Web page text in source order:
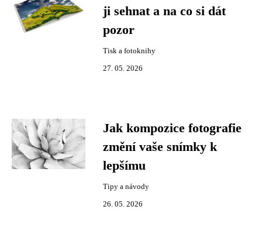
ji sehnat a na co si dát
pozor
Tisk a fotoknihy
27. 05. 2026
Jak kompozice fotografie
změní vaše snímky k
lepšímu
Tipy a návody
26. 05. 2026